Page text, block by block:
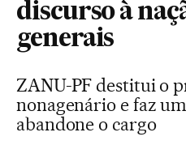
discurso à
generais
ZANU-PF destitui o
nonagenário e faz
abandone o cargo